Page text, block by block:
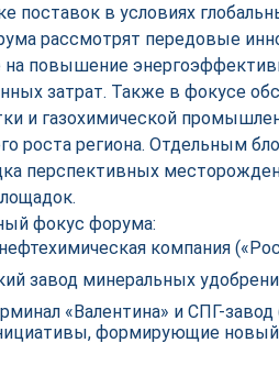
поставок в условиях
рассмотрят передовые
на повышение
затрат. Также в фокусе
и газохимической
роста региона. Отдельным
перспективных
фокус форума:
компания
завод минеральных
«Валентина» и СПГ-
формирующие